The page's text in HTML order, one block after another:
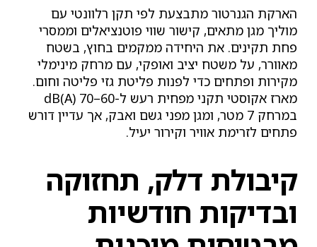
הארקת הגנרטור מתבצעת לפי תקן רלוונטי עם
מוליך מגן מתאים, קישור שווי פוטנציאלים וממסרי
פחת תקינים. את היחידה ממקמים בחוץ, בשטח
מאוורר, על משטח יציב ואופקי, עם מרחק מינימלי
מקירות ופתחים כדי לפנות פליטת גזי פליטה וחום.
מארז אקוסטי תקני מפחית רעש ל-60–70 dB(A)
במרחק 7 מטר, ומגן מפני גשם ואבק, אך עדיין דורש
פתחים לזרימת אוויר וקירור יעיל.
קיבולת דלק, תחזוקה
ובדיקות חודשיות